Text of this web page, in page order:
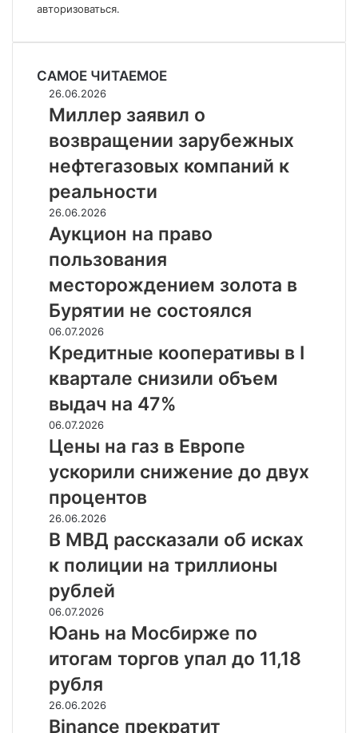
авторизоваться.
САМОЕ ЧИТАЕМОЕ
Миллер
заявил
возвращении
зарубежных
нефтегазовых
компаний
к
реальности
26.06.2026
Миллер заявил о
возвращении зарубежных
нефтегазовых компаний к
реальности
Аукцион
на
право
пользования
месторождением
золота
в
Бурятии
не
состоялся
26.06.2026
Аукцион на право
пользования
месторождением золота в
Бурятии не состоялся
Кредитные
кооперативы
квартале
снизили
объем
выдач
на
47%
06.07.2026
Кредитные кооперативы в I
квартале снизили объем
выдач на 47%
Цены
на
газ
в
Европе
ускорили
снижение
до
двух
процентов
06.07.2026
Цены на газ в Европе
ускорили снижение до двух
процентов
В
МВД
рассказали
об
исках
к
полиции
на
триллионы
рублей
26.06.2026
В МВД рассказали об исках
к полиции на триллионы
рублей
Юань
на
Мосбирже
по
итогам
торгов
упал
до
06.07.2026
Юань на Мосбирже по
итогам торгов упал до 11,18
рубля
Binance
прекратит
26.06.2026
Binance прекратит